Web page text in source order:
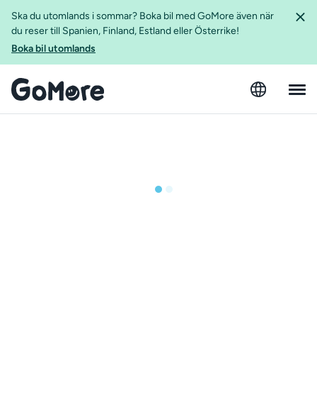
Ska du utomlands i sommar? Boka bil med GoMore även när
du reser till Spanien, Finland, Estland eller Österrike!
Boka bil utomlands